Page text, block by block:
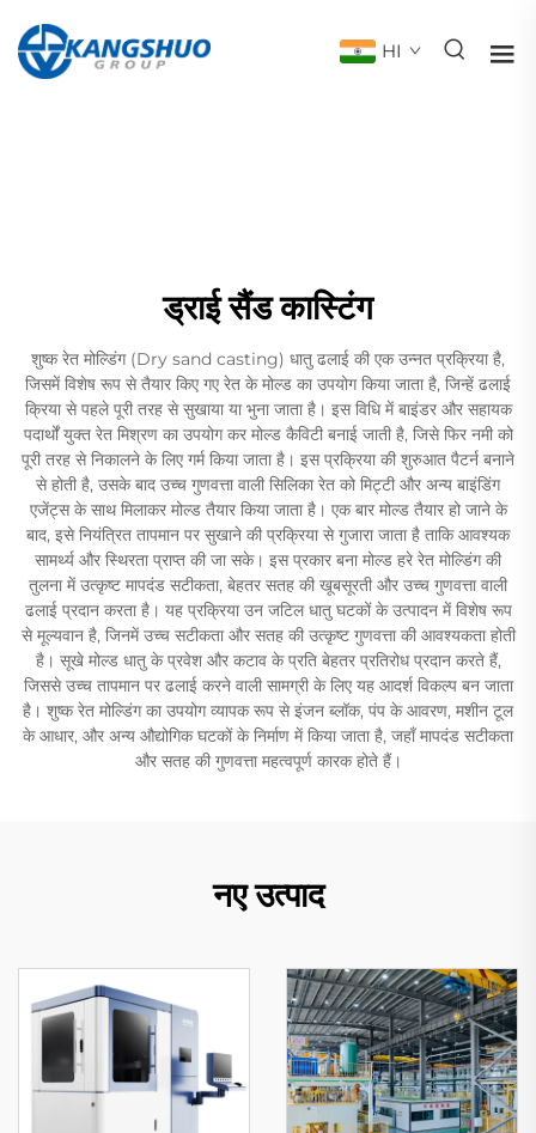
HI
ड्राई सैंड कास्टिंग
शुष्क रेत मोल्डिंग (Dry sand casting) धातु ढलाई की एक उन्नत प्रक्रिया है,
जिसमें विशेष रूप से तैयार किए गए रेत के मोल्ड का उपयोग किया जाता है, जिन्हें ढलाई
क्रिया से पहले पूरी तरह से सुखाया या भुना जाता है। इस विधि में बाइंडर और सहायक
पदार्थों युक्त रेत मिश्रण का उपयोग कर मोल्ड कैविटी बनाई जाती है, जिसे फिर नमी को
पूरी तरह से निकालने के लिए गर्म किया जाता है। इस प्रक्रिया की शुरुआत पैटर्न बनाने
से होती है, उसके बाद उच्च गुणवत्ता वाली सिलिका रेत को मिट्टी और अन्य बाइंडिंग
एजेंट्स के साथ मिलाकर मोल्ड तैयार किया जाता है। एक बार मोल्ड तैयार हो जाने के
बाद, इसे नियंत्रित तापमान पर सुखाने की प्रक्रिया से गुजारा जाता है ताकि आवश्यक
सामर्थ्य और स्थिरता प्राप्त की जा सके। इस प्रकार बना मोल्ड हरे रेत मोल्डिंग की
तुलना में उत्कृष्ट मापदंड सटीकता, बेहतर सतह की खूबसूरती और उच्च गुणवत्ता वाली
ढलाई प्रदान करता है। यह प्रक्रिया उन जटिल धातु घटकों के उत्पादन में विशेष रूप
से मूल्यवान है, जिनमें उच्च सटीकता और सतह की उत्कृष्ट गुणवत्ता की आवश्यकता होती
है। सूखे मोल्ड धातु के प्रवेश और कटाव के प्रति बेहतर प्रतिरोध प्रदान करते हैं,
जिससे उच्च तापमान पर ढलाई करने वाली सामग्री के लिए यह आदर्श विकल्प बन जाता
है। शुष्क रेत मोल्डिंग का उपयोग व्यापक रूप से इंजन ब्लॉक, पंप के आवरण, मशीन टूल
के आधार, और अन्य औद्योगिक घटकों के निर्माण में किया जाता है, जहाँ मापदंड सटीकता
और सतह की गुणवत्ता महत्वपूर्ण कारक होते हैं।
नए उत्पाद